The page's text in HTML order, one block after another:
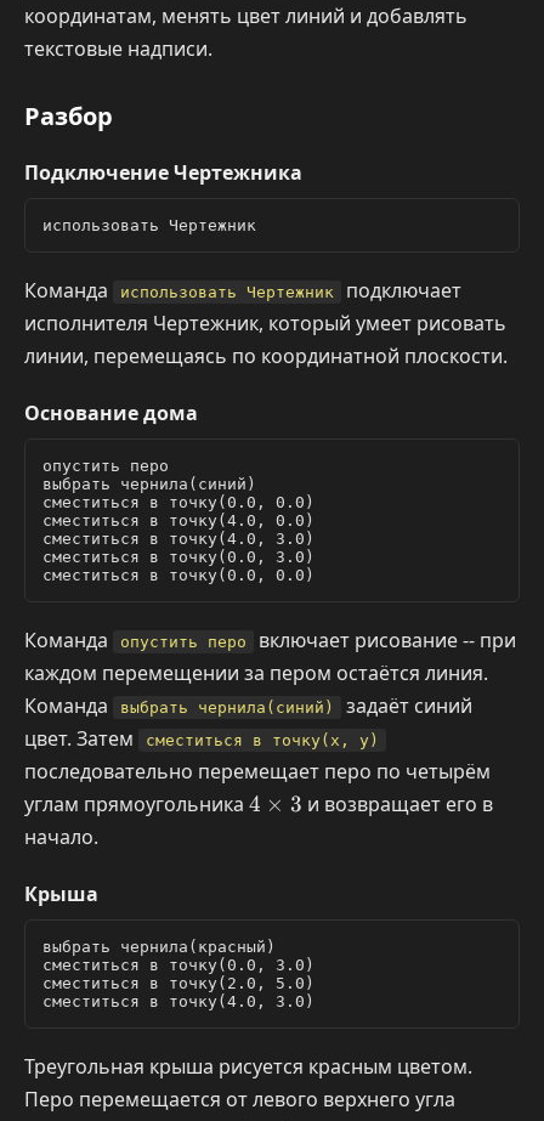
координатам, менять цвет линий и добавлять
текстовые надписи.
Разбор
Подключение Чертежника
Команда использовать Чертежник
подключает
исполнителя Чертежник, который умеет рисовать
линии, перемещаясь по координатной плоскости.
Основание дома
опустить перо
выбрать чернила(синий)
сместиться в точку(0.0, 0.0)
сместиться в точку(4.0, 0.0)
сместиться в точку(4.0, 3.0)
сместиться в точку(0.0, 3.0)
Команда опустить перо
включает рисование -- при
каждом перемещении за пером остаётся линия.
Команда
выбрать чернила(синий)
задаёт синий
цвет. Затем
сместиться в точку(x, y)
последовательно перемещает перо по четырём
углам прямоугольника 4
4 × 3 и возвращает его в
начало.
Крыша
выбрать чернила(красный)
сместиться в точку(0.0, 3.0)
сместиться в точку(2.0, 5.0)
Треугольная крыша рисуется красным цветом.
Перо перемещается от левого верхнего угла